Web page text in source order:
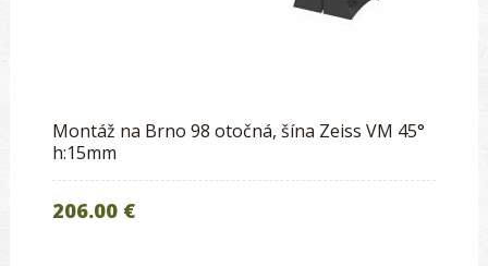
Montáž na Brno 98 otočná, šína Zeiss VM 45°
h:15mm
206.00 €